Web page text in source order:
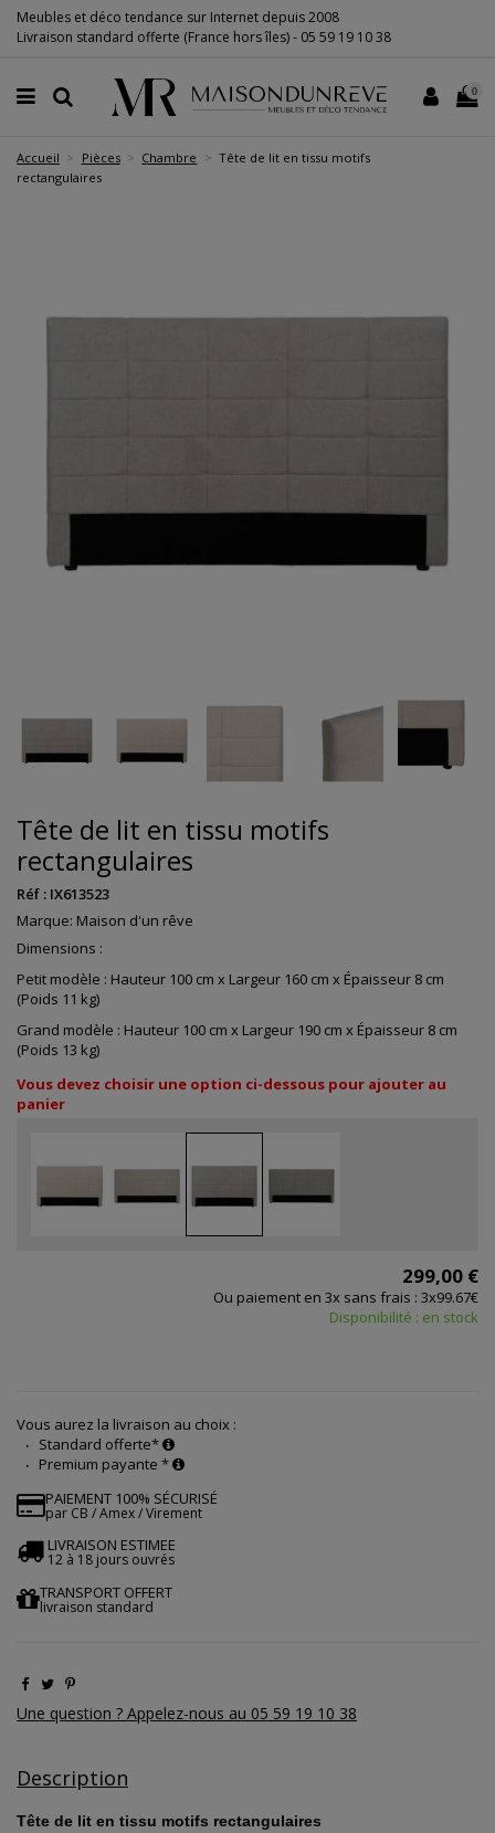
Meubles et déco tendance sur Internet depuis 2008
Livraison standard offerte (France hors îles) - 05 59 19 10 38
0
Accueil Pièces Chambre
Tête de lit en tissu motifs
rectangulaires
Tête de lit en tissu motifs
rectangulaires
Réf : IX613523
Marque: Maison d'un rêve
Dimensions :
Petit modèle : Hauteur 100 cm x Largeur 160 cm x Épaisseur 8 cm
(Poids 11 kg)
Grand modèle : Hauteur 100 cm x Largeur 190 cm x Épaisseur 8 cm
(Poids 13 kg)
Vous devez choisir une option ci-dessous pour ajouter au
panier
299,00 €
Ou paiement en 3x sans frais : 3x99.67€
Disponibilité : en stock
Vous aurez la livraison au choix :
Standard offerte*
Premium payante *
PAIEMENT 100% SÉCURISÉ
par CB / Amex / Virement
LIVRAISON ESTIMEE
12 à 18 jours ouvrés
TRANSPORT OFFERT
livraison standard
Une question ? Appelez-nous au 05 59 19 10 38
Description
Tête de lit en tissu motifs rectangulaires